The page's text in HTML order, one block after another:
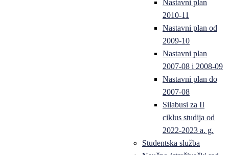
Nastavni plan
2010-11
Nastavni plan od
2009-10
Nastavni plan
2007-08 i 2008-09
Nastavni plan do
2007-08
Silabusi za II
ciklus studija od
2022-2023 a. g.
Studentska služba